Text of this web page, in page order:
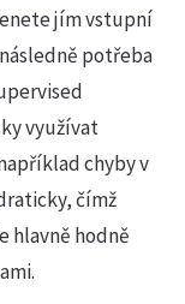
jím vstupní
potřeba
využívat
chyby v
čímž
hlavně hodně